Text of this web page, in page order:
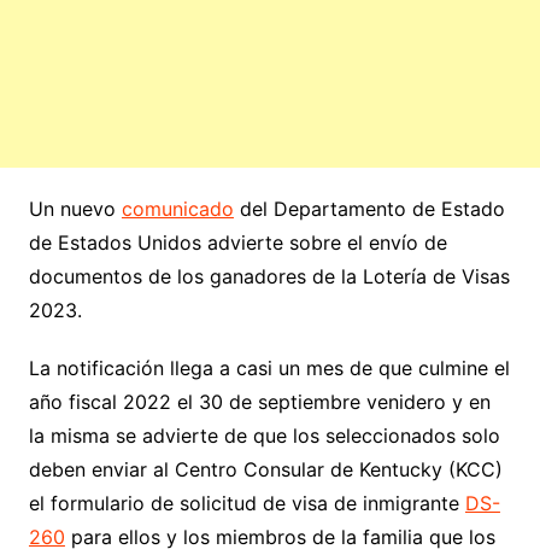
Un nuevo comunicado del Departamento de Estado
de Estados Unidos advierte sobre el envío de
documentos de los ganadores de la Lotería de Visas
2023.
La notificación llega a casi un mes de que culmine el
año fiscal 2022 el 30 de septiembre venidero y en
la misma se advierte de que los seleccionados solo
deben enviar al Centro Consular de Kentucky (KCC)
el formulario de solicitud de visa de inmigrante DS-
260 para ellos y los miembros de la familia que los